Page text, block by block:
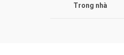
Trong nhà